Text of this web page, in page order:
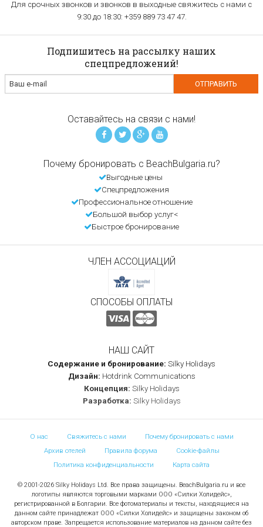
Для срочных звонков и звонков в выходные свяжитесь с нами с
9:30 до 18:30: +359 889 73 47 47.
Подпишитесь на рассылку наших
спецпредложений!
Оставайтесь на связи с нами!
Почему бронировать с BeachBulgaria.ru?
Выгодные цены
Спецпредложения
Профессиональное отношение
Большой выбор услуг<
Быстрое бронирование
ЧЛЕН АССОЦИАЦИЙ
СПОСОБЫ ОПЛАТЫ
НАШ САЙТ
Содержание и бронирование: Silky Holidays
Дизайн: Hotdrink Communications
Концепция: Silky Holidays
Разработка: Silky Holidays
О нас Свяжитесь с нами
Почему бронировать с нами
Архив отелей
Правила форума
Cookie-файлы
Политика конфиденциальности
Карта сайта
© 2001-2026 Silky Holidays Ltd. Все права защищены. BeachBulgaria.ru и все
логотипы являются торговыми марками ООО «Силки Холидейс»,
регистрированной в Болгарии. Все фотоматериалы и тексты, находящиеся на
данном сайте принадлежат ООО «Силки Холидейс» и защищены законом об
авторском праве. Запрещается использование материалов на данном сайте без